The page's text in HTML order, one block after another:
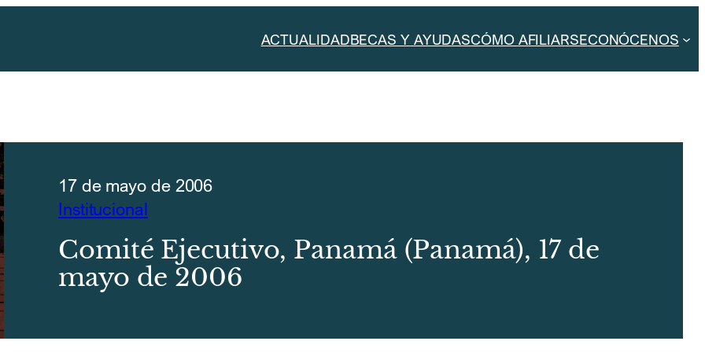
ACTUALIDADBECAS Y AYUDASCÓMO AFILIARSECONÓCENOS
17 de mayo de 2006
Institucional
Comité Ejecutivo, Panamá (Panamá), 17 de
mayo de 2006